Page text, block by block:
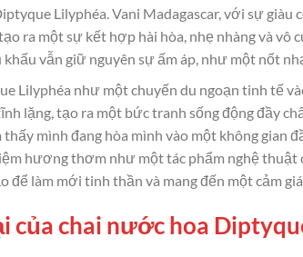
Lilyphéa. Vani Madagascar, với sự
ra một sự kết hợp hài hòa, nhẹ nhàng và
vẫn giữ nguyên sự ấm áp, như một nốt
Lilyphéa như một chuyến du ngoạn tinh tế
lặng, tạo ra một bức tranh sống động đầy
mình đang hòa mình vào một không
hương thơm như một tác phẩm nghệ
để làm mới tinh thần và mang đến một cảm
của chai nước hoa